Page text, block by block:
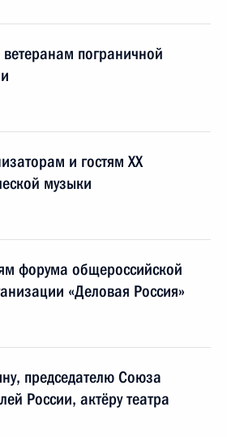
пограничной
и гостям XX
музыки
форума общероссийской
«Деловая Россия»
председателю Союза
России, актёру театра